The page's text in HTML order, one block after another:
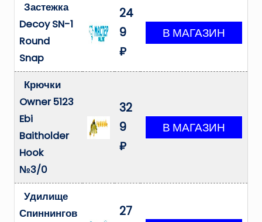
Застежка
Decoy SN-1
Round
Snap
24
9
₽
Крючки
Owner 5123
Ebi
Baitholder
Hook
№3/0
32
9
₽
Удилище
Спиннингов
27